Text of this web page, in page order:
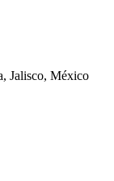
Jalisco, México